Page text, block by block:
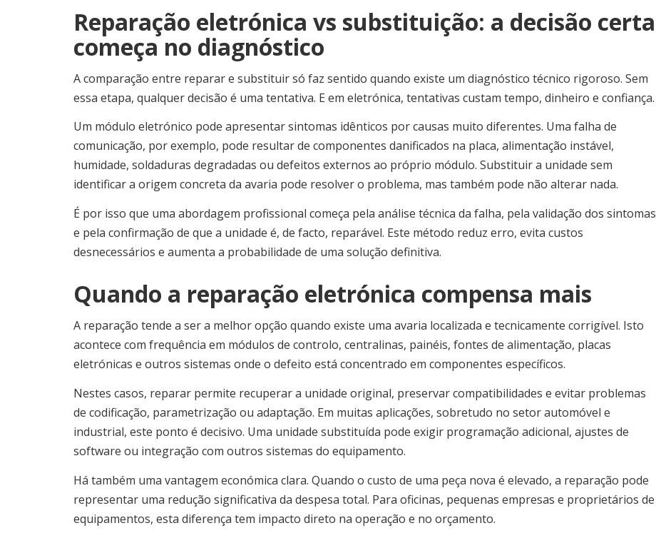
Reparação eletrónica vs substituição: a decisão certa
começa no diagnóstico
A comparação entre reparar e substituir só faz sentido quando existe um diagnóstico técnico rigoroso. Sem
essa etapa, qualquer decisão é uma tentativa. E em eletrónica, tentativas custam tempo, dinheiro e confiança.
Um módulo eletrónico pode apresentar sintomas idênticos por causas muito diferentes. Uma falha de
comunicação, por exemplo, pode resultar de componentes danificados na placa, alimentação instável,
humidade, soldaduras degradadas ou defeitos externos ao próprio módulo. Substituir a unidade sem
identificar a origem concreta da avaria pode resolver o problema, mas também pode não alterar nada.
É por isso que uma abordagem profissional começa pela análise técnica da falha, pela validação dos sintomas
e pela confirmação de que a unidade é, de facto, reparável. Este método reduz erro, evita custos
desnecessários e aumenta a probabilidade de uma solução definitiva.
Quando a reparação eletrónica compensa mais
A reparação tende a ser a melhor opção quando existe uma avaria localizada e tecnicamente corrigível. Isto
acontece com frequência em módulos de controlo, centralinas, painéis, fontes de alimentação, placas
eletrónicas e outros sistemas onde o defeito está concentrado em componentes específicos.
Nestes casos, reparar permite recuperar a unidade original, preservar compatibilidades e evitar problemas
de codificação, parametrização ou adaptação. Em muitas aplicações, sobretudo no setor automóvel e
industrial, este ponto é decisivo. Uma unidade substituída pode exigir programação adicional, ajustes de
software ou integração com outros sistemas do equipamento.
Há também uma vantagem económica clara. Quando o custo de uma peça nova é elevado, a reparação pode
representar uma redução significativa da despesa total. Para oficinas, pequenas empresas e proprietários de
equipamentos, esta diferença tem impacto direto na operação e no orçamento.